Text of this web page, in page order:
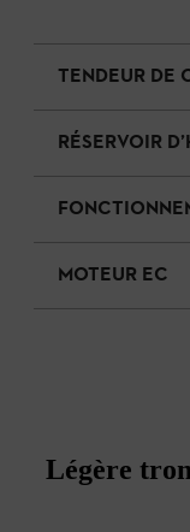
TENDEUR DE
RÉSERVOIR
MOTEUR EC
Légère